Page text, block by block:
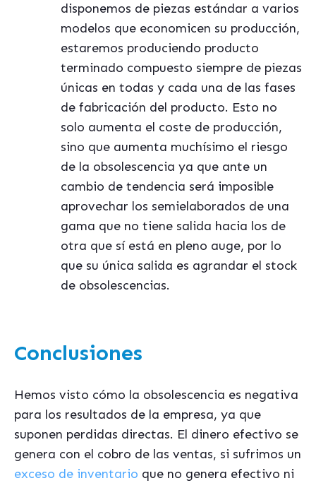
disponemos de piezas estándar a varios
modelos que economicen su producción,
estaremos produciendo producto
terminado compuesto siempre de piezas
únicas en todas y cada una de las fases
de fabricación del producto. Esto no
solo aumenta el coste de producción,
sino que aumenta muchísimo el riesgo
de la obsolescencia ya que ante un
cambio de tendencia será imposible
aprovechar los semielaborados de una
gama que no tiene salida hacia los de
otra que sí está en pleno auge, por lo
que su única salida es agrandar el stock
de obsolescencias.
Conclusiones
Hemos visto cómo la obsolescencia es negativa
para los resultados de la empresa, ya que
suponen perdidas directas. El dinero efectivo se
genera con el cobro de las ventas, si sufrimos un
exceso de inventario que no genera efectivo ni